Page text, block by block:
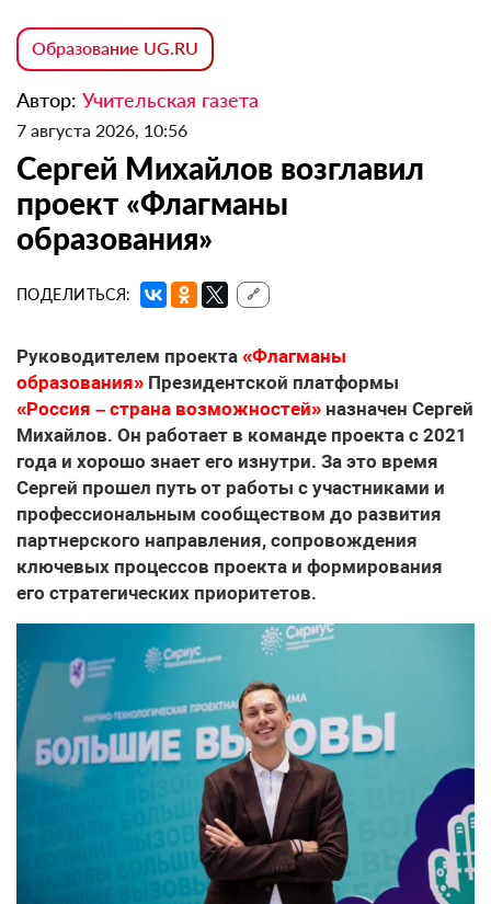
Образование UG.RU
Автор: Учительская газета
7 августа 2026, 10:56
Сергей Михайлов возглавил
проект «Флагманы
образования»
ПОДЕЛИТЬСЯ: 🔗
Руководителем проекта «Флагманы
образования» Президентской платформы
«Россия – страна возможностей» назначен Сергей
Михайлов. Он работает в команде проекта с 2021
года и хорошо знает его изнутри. За это время
Сергей прошел путь от работы с участниками и
профессиональным сообществом до развития
партнерского направления, сопровождения
ключевых процессов проекта и формирования
его стратегических приоритетов.